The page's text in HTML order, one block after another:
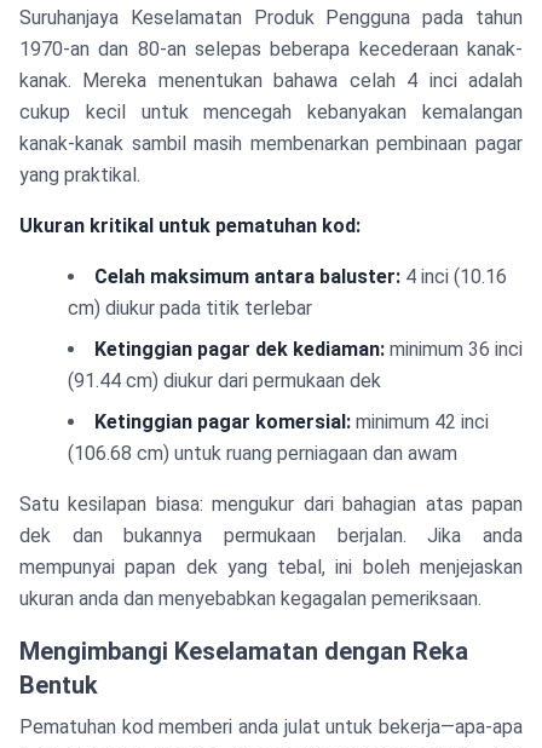
Suruhanjaya Keselamatan Produk Pengguna pada tahun
1970-an dan 80-an selepas beberapa kecederaan kanak-
kanak. Mereka menentukan bahawa celah 4 inci adalah
cukup kecil untuk mencegah kebanyakan kemalangan
kanak-kanak sambil masih membenarkan pembinaan pagar
yang praktikal.
Ukuran kritikal untuk pematuhan kod:
Celah maksimum antara baluster: 4 inci (10.16
cm) diukur pada titik terlebar
Ketinggian pagar dek kediaman: minimum 36 inci
(91.44 cm) diukur dari permukaan dek
Ketinggian pagar komersial: minimum 42 inci
(106.68 cm) untuk ruang perniagaan dan awam
Satu kesilapan biasa: mengukur dari bahagian atas papan
dek dan bukannya permukaan berjalan. Jika anda
mempunyai papan dek yang tebal, ini boleh menjejaskan
ukuran anda dan menyebabkan kegagalan pemeriksaan.
Mengimbangi Keselamatan dengan Reka
Bentuk
Pematuhan kod memberi anda julat untuk bekerja—apa-apa